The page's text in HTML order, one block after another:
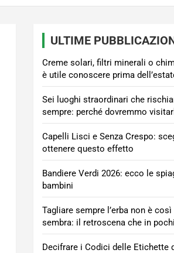
ULTIME
Creme solari, filtri minerali o
è utile conoscere prima
Sei luoghi straordinari che
sempre: perché dovremmo
Capelli Lisci e Senza Crespo:
ottenere questo effetto
Bandiere Verdi 2026: ecco le
bambini
Tagliare sempre l’erba non è
sembra: il retroscena che in
Decifrare i Codici delle Etichette